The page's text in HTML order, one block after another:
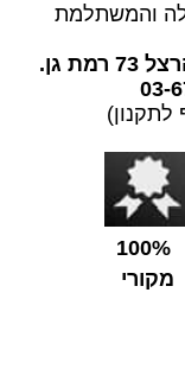
והמשתלמת
רמת גן.
לתקנון)
100%
מקורי